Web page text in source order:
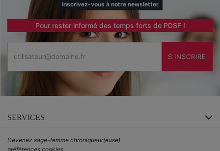
Inscrivez-vous à notre newsletter
Pour rester informé des temps forts de PDSF !
S'INSCRIRE
SERVICES
Devenez sage-femme chroniqueur(euse)
préférences cookies